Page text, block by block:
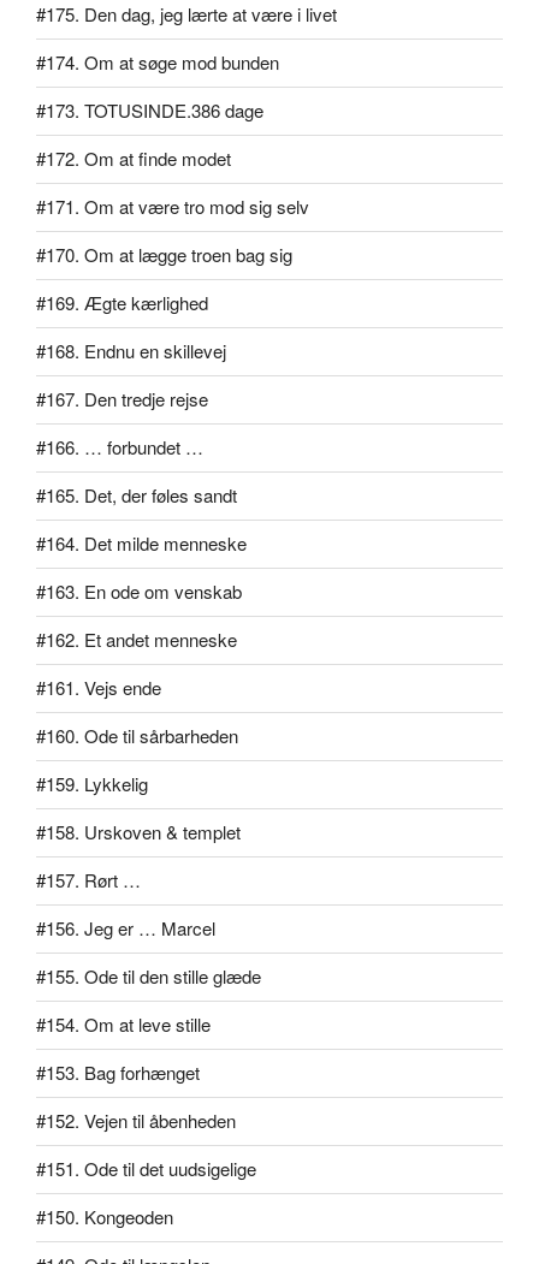
#175. Den dag, jeg lærte at være i livet
#174. Om at søge mod bunden
#173. TOTUSINDE.386 dage
#172. Om at finde modet
#171. Om at være tro mod sig selv
#170. Om at lægge troen bag sig
#169. Ægte kærlighed
#168. Endnu en skillevej
#167. Den tredje rejse
#166. … forbundet …
#165. Det, der føles sandt
#164. Det milde menneske
#163. En ode om venskab
#162. Et andet menneske
#161. Vejs ende
#160. Ode til sårbarheden
#159. Lykkelig
#158. Urskoven & templet
#157. Rørt …
#156. Jeg er … Marcel
#155. Ode til den stille glæde
#154. Om at leve stille
#153. Bag forhænget
#152. Vejen til åbenheden
#151. Ode til det uudsigelige
#150. Kongeoden